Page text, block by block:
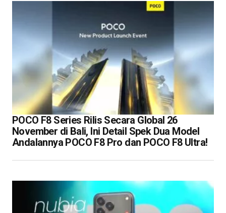
POCO F8 Series Rilis Secara Global 26
November di Bali, Ini Detail Spek Dua Model
Andalannya POCO F8 Pro dan POCO F8 Ultra!